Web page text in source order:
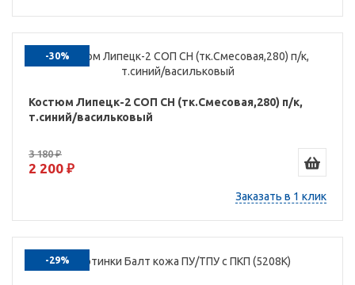
-30%
Костюм Липецк-2 СОП CH (тк.Смесовая,280) п/к,
т.синий/васильковый
3 180 ₽
2 200 ₽
Заказать в 1 клик
-29%